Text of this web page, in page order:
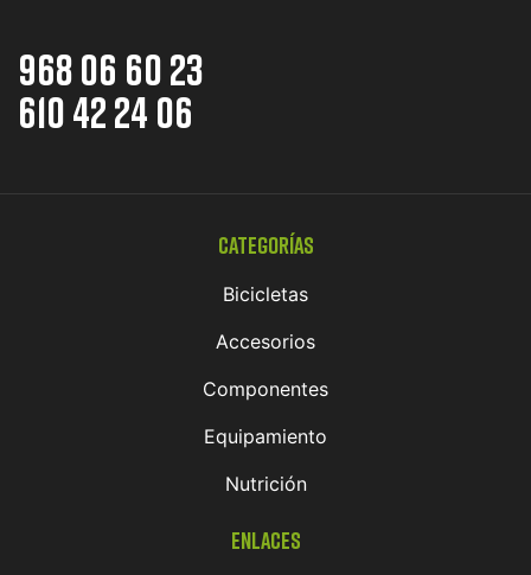
968 06 60 23
610 42 24 06
Categorías
Bicicletas
Accesorios
Componentes
Equipamiento
Nutrición
Enlaces